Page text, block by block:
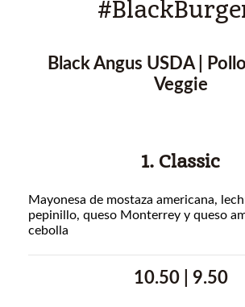
Black Angus USDA |
Veggie
1. Classic
Mayonesa de mostaza americana,
pepinillo, queso Monterrey y queso
cebolla
10.50 | 9.50